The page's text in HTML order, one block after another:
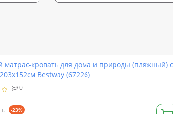
матрас-кровать для дома и природы (пляжный) с
Bestway (67226)
0
-23%